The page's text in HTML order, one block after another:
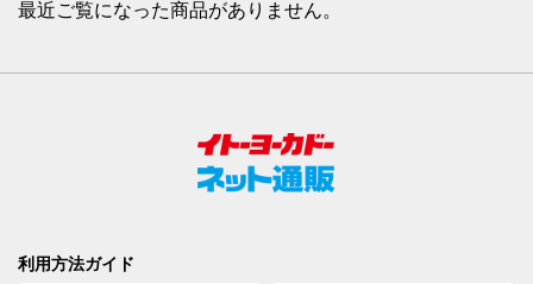
最近ご覧になった商品がありません。
利用方法ガイド